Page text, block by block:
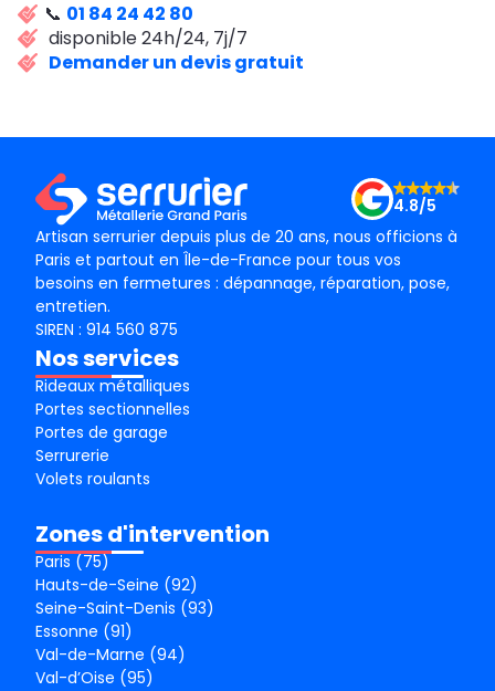
📞 01 84 24 42 80
disponible 24h/24, 7j/7
Demander un devis gratuit
Artisan serrurier depuis plus de 20 ans, nous officions à
Paris et partout en Île-de-France pour tous vos
besoins en fermetures : dépannage, réparation, pose,
entretien.
4.8/5
SIREN : 914 560 875
Nos services
Rideaux métalliques
Portes sectionnelles
Portes de garage
Serrurerie
Volets roulants
Zones d'intervention
Paris (75)
Hauts-de-Seine (92)
Seine-Saint-Denis (93)
Essonne (91)
Val-de-Marne (94)
Val-d’Oise (95)